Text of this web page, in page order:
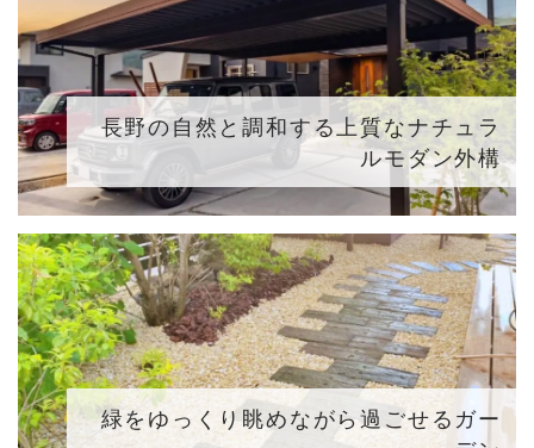
長野の自然と調和する上質なナチュラ
ルモダン外構
緑をゆっくり眺めながら過ごせるガー